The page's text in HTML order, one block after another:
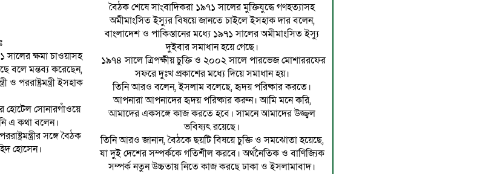
সালের ক্ষমা চাওয়াসহ
বলে মন্তব্য করেছেন,
ও পররাষ্ট্রমন্ত্রী ইসহাক
হোটেল সোনারগাঁওয়ে
এ কথা বলেন।
সঙ্গে বৈঠক
হোসেন।
বৈঠক শেষে সাংবাদিকরা ১৯৭১ সালের মুক্তিযুদ্ধে গণহত্যাসহ
অমীমাংসিত ইস্যুর বিষয়ে জানতে চাইলে ইসহাক দার বলেন,
বাংলাদেশ ও পাকিস্তানের মধ্যে ১৯৭১ সালের অমীমাংসিত ইস্যু
দুইবার সমাধান হয়ে গেছে।
১৯৭৪ সালে ত্রিপক্ষীয় চুক্তি ও ২০০২ সালে পারভেজ মোশাররফের
সফরে দুঃখ প্রকাশের মধ্যে দিয়ে সমাধান হয়।
তিনি আরও বলেন, ইসলাম বলেছে, হৃদয় পরিষ্কার করতে।
আপনারা আপনাদের হৃদয় পরিষ্কার করুন। আমি মনে করি,
আমাদের একসঙ্গে কাজ করতে হবে। সামনে আমাদের উজ্জ্বল
ভবিষ্যৎ রয়েছে।
তিনি আরও জানান, বৈঠকে ছয়টি বিষয়ে চুক্তি ও সমঝোতা হয়েছে,
যা দুই দেশের সম্পর্ককে গতিশীল করবে। অর্থনৈতিক ও বাণিজ্যিক
সম্পর্ক নতুন উচ্চতায় নিতে কাজ করছে ঢাকা ও ইসলামাবাদ।